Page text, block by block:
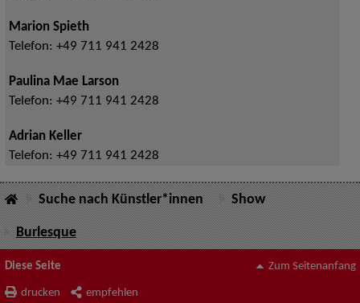
Marion Spieth
Telefon: +49 711 941 2428
Paulina Mae Larson
Telefon: +49 711 941 2428
Adrian Keller
Telefon: +49 711 941 2428
Suche nach Künstler*innen Show
Burlesque
Diese Seite
drucken empfehlen
Zum Seitenanfang